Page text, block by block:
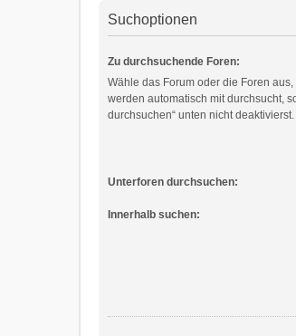
Suchoptionen
Zu durchsuchende Foren:
Wähle das Forum oder die Foren
werden automatisch mit durchsucht,
durchsuchen“ unten nicht deaktivierst.
Unterforen durchsuchen:
Innerhalb suchen: